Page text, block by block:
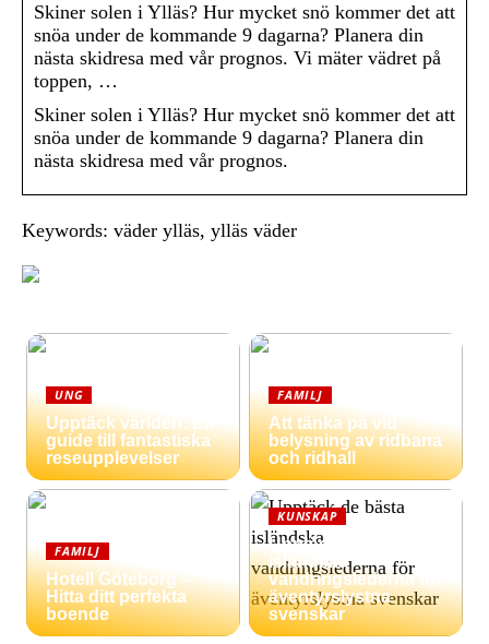
Skiner solen i Ylläs? Hur mycket snö kommer det att
snöa under de kommande 9 dagarna? Planera din
nästa skidresa med vår prognos. Vi mäter vädret på
toppen, …
Skiner solen i Ylläs? Hur mycket snö kommer det att
snöa under de kommande 9 dagarna? Planera din
nästa skidresa med vår prognos.
Keywords: väder ylläs, ylläs väder
UNG
Upptäck världen: En
guide till fantastiska
reseupplevelser
FAMILJ
Att tänka på vid
belysning av ridbana
och ridhall
FAMILJ
Hotell Göteborg –
Hitta ditt perfekta
boende
KUNSKAP
Upptäck de bästa
isländska
vandringslederna för
äventyrslystna
svenskar